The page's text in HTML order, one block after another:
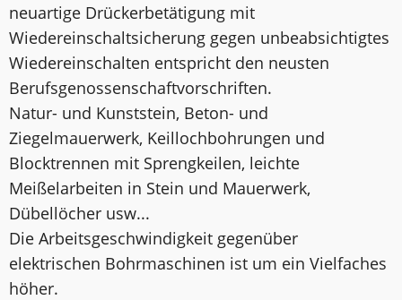
neuartige Drückerbetätigung mit
Wiedereinschaltsicherung gegen unbeabsichtigtes
Wiedereinschalten entspricht den neusten
Berufsgenossenschaftvorschriften.
Natur- und Kunststein, Beton- und
Ziegelmauerwerk, Keillochbohrungen und
Blocktrennen mit Sprengkeilen, leichte
Meißelarbeiten in Stein und Mauerwerk,
Dübellöcher usw...
Die Arbeitsgeschwindigkeit gegenüber
elektrischen Bohrmaschinen ist um ein Vielfaches
höher.